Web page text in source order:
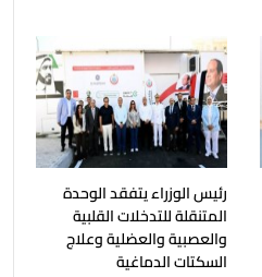
رئيس الوزراء يتفقد الوحدة
المتنقلة للتدخلات القلبية
والعصبية والعضلية وعلاج
السكتات الدماغية